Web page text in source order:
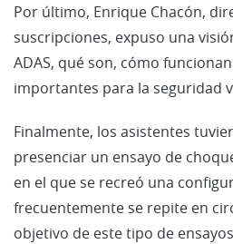
Por último, Enrique Chacón,
suscripciones, expuso una
ADAS, qué son, cómo
importantes para la seguridad
Finalmente, los asistentes
presenciar un ensayo de
en el que se recreó una
frecuentemente se repite en
objetivo de este tipo de